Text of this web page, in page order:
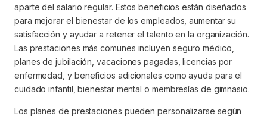
aparte del salario regular. Estos beneficios están diseñados
para mejorar el bienestar de los empleados, aumentar su
satisfacción y ayudar a retener el talento en la organización.
Las prestaciones más comunes incluyen seguro médico,
planes de jubilación, vacaciones pagadas, licencias por
enfermedad, y beneficios adicionales como ayuda para el
cuidado infantil, bienestar mental o membresías de gimnasio.
Los planes de prestaciones pueden personalizarse según